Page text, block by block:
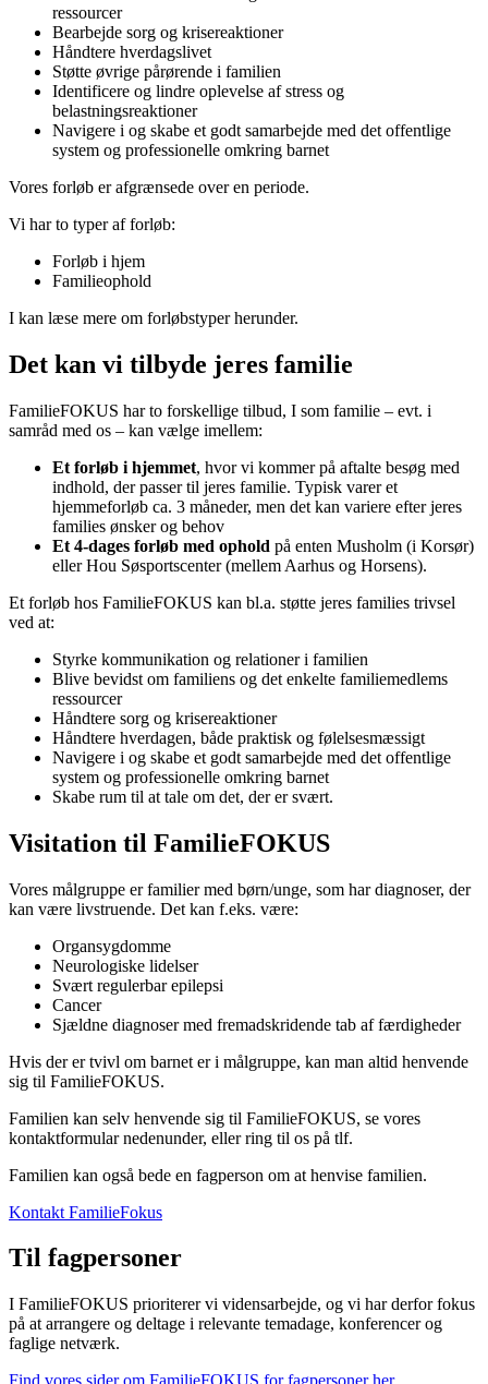
ressourcer
Bearbejde sorg og krisereaktioner
Håndtere hverdagslivet
Støtte øvrige pårørende i familien
Identificere og lindre oplevelse af stress og
belastningsreaktioner
Navigere i og skabe et godt samarbejde med det offentlige
system og professionelle omkring barnet
Vores forløb er afgrænsede over en periode.
Vi har to typer af forløb:
Forløb i hjem
Familieophold
I kan læse mere om forløbstyper herunder.
Det kan vi tilbyde jeres familie
FamilieFOKUS har to forskellige tilbud, I som familie – evt. i
samråd med os – kan vælge imellem:
Et forløb i hjemmet, hvor vi kommer på aftalte besøg med
indhold, der passer til jeres familie. Typisk varer et
hjemmeforløb ca. 3 måneder, men det kan variere efter jeres
families ønsker og behov
Et 4-dages forløb med ophold på enten Musholm (i Korsør)
eller Hou Søsportscenter (mellem Aarhus og Horsens).
Et forløb hos FamilieFOKUS kan bl.a. støtte jeres families trivsel
ved at:
Styrke kommunikation og relationer i familien
Blive bevidst om familiens og det enkelte familiemedlems
ressourcer
Håndtere sorg og krisereaktioner
Håndtere hverdagen, både praktisk og følelsesmæssigt
Navigere i og skabe et godt samarbejde med det offentlige
system og professionelle omkring barnet
Skabe rum til at tale om det, der er svært.
Visitation til FamilieFOKUS
Vores målgruppe er familier med børn/unge, som har diagnoser, der
kan være livstruende. Det kan f.eks. være:
Organsygdomme
Neurologiske lidelser
Svært regulerbar epilepsi
Cancer
Sjældne diagnoser med fremadskridende tab af færdigheder
Hvis der er tvivl om barnet er i målgruppe, kan man altid henvende
sig til FamilieFOKUS.
Familien kan selv henvende sig til FamilieFOKUS, se vores
kontaktformular nedenunder, eller ring til os på tlf.
Familien kan også bede en fagperson om at henvise familien.
Kontakt FamilieFokus
Til fagpersoner
I FamilieFOKUS prioriterer vi vidensarbejde, og vi har derfor fokus
på at arrangere og deltage i relevante temadage, konferencer og
faglige netværk.